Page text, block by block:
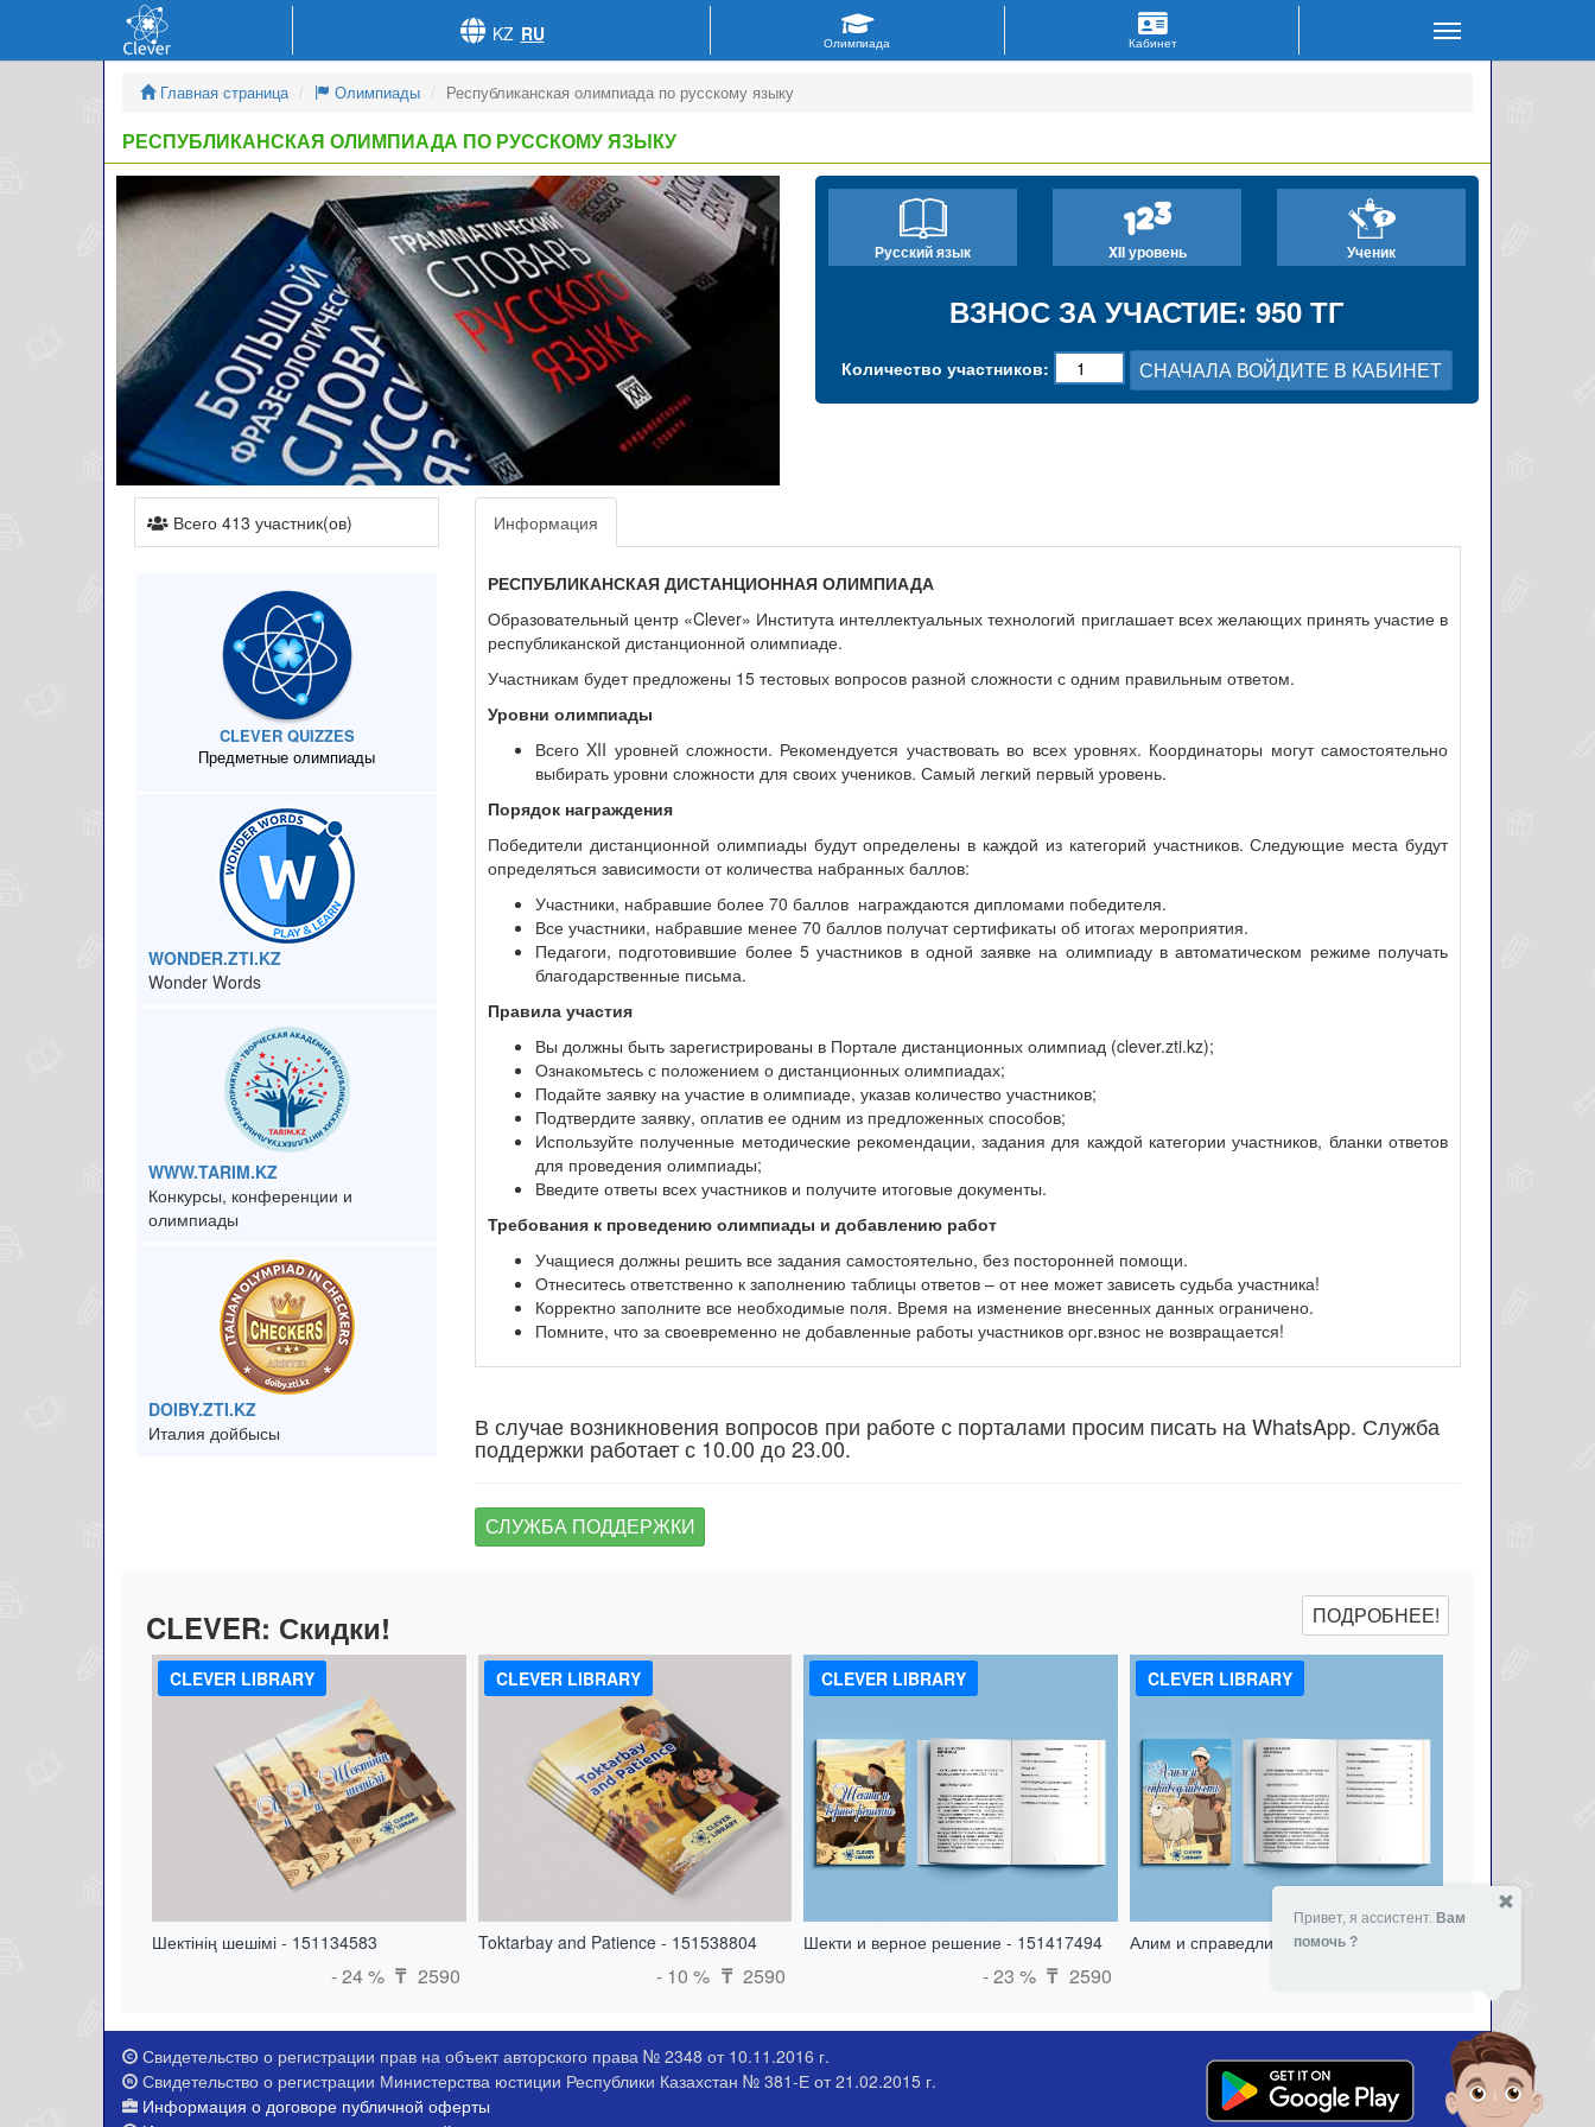
Главная страница Олимпиады Республиканская олимпиада по русскому языку
РЕСПУБЛИКАНСКАЯ ОЛИМПИАДА ПО РУССКОМУ ЯЗЫКУ
Русский язык XII уровень Ученик
ВЗНОС ЗА УЧАСТИЕ: 950 ТГ
Количество участников: СНАЧАЛА ВОЙДИТЕ В КАБИНЕТ
Всего 413 участник(ов)
CLEVER QUIZZES
Предметные олимпиады
WONDER.ZTI.KZ
Wonder Words
WWW.TARIM.KZ
Конкурсы, конференции и
олимпиады
DOIBY.ZTI.KZ
Италия дойбысы
Информация
РЕСПУБЛИКАНСКАЯ ДИСТАНЦИОННАЯ ОЛИМПИАДА
Образовательный центр «Clever» Института интеллектуальных технологий приглашает всех желающих принять участие в
республиканской дистанционной олимпиаде.
Участникам будет предложены 15 тестовых вопросов разной сложности с одним правильным ответом.
Уровни олимпиады
Всего XII уровней сложности. Рекомендуется участвовать во всех уровнях. Координаторы могут самостоятельно
выбирать уровни сложности для своих учеников. Самый легкий первый уровень.
Порядок награждения
Победители дистанционной олимпиады будут определены в каждой из категорий участников. Следующие места будут
определяться зависимости от количества набранных баллов:
Участники, набравшие более 70 баллов награждаются дипломами победителя.
Все участники, набравшие менее 70 баллов получат сертификаты об итогах мероприятия.
Педагоги, подготовившие более 5 участников в одной заявке на олимпиаду в автоматическом режиме получать
благодарственные письма.
Правила участия
Вы должны быть зарегистрированы в Портале дистанционных олимпиад (clever.zti.kz);
Ознакомьтесь с положением о дистанционных олимпиадах;
Подайте заявку на участие в олимпиаде, указав количество участников;
Подтвердите заявку, оплатив ее одним из предложенных способов;
Используйте полученные методические рекомендации, задания для каждой категории участников, бланки ответов
для проведения олимпиады;
Введите ответы всех участников и получите итоговые документы.
Требования к проведению олимпиады и добавлению работ
Учащиеся должны решить все задания самостоятельно, без посторонней помощи.
Отнеситесь ответственно к заполнению таблицы ответов – от нее может зависеть судьба участника!
Корректно заполните все необходимые поля. Время на изменение внесенных данных ограничено.
Помните, что за своевременно не добавленные работы участников орг.взнос не возвращается!
В случае возникновения вопросов при работе с порталами просим писать на WhatsApp. Служба
поддержки работает с 10.00 до 23.00.
СЛУЖБА ПОДДЕРЖКИ
CLEVER: Скидки! ПОДРОБНЕЕ!
CLEVER LIBRARY
Шектінің шешімі - 151134583
- 24 % ₸ 2590
CLEVER LIBRARY
Toktarbay and Patience - 151538804
- 10 % ₸ 2590
CLEVER LIBRARY
Шекти и верное решение - 151417494
- 23 % ₸ 2590
CLEVER LIBRARY
Алим и справедливость - 151417516
Свидетельство о регистрации прав на объект авторского права № 2348 от 10.11.2016 г.
Свидетельство о регистрации Министерства юстиции Республики Казахстан № 381-Е от 21.02.2015 г.
Информация о договоре публичной оферты
KZ RU
Привет, я ассистент. Вам
помочь ?